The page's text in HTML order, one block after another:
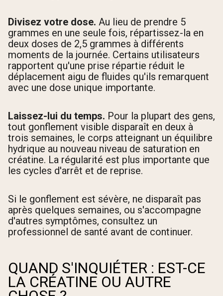
Divisez votre dose. Au lieu de prendre 5
grammes en une seule fois, répartissez-la en
deux doses de 2,5 grammes à différents
moments de la journée. Certains utilisateurs
rapportent qu'une prise répartie réduit le
déplacement aigu de fluides qu'ils remarquent
avec une dose unique importante.
Laissez-lui du temps. Pour la plupart des gens,
tout gonflement visible disparaît en deux à
trois semaines, le corps atteignant un équilibre
hydrique au nouveau niveau de saturation en
créatine. La régularité est plus importante que
les cycles d'arrêt et de reprise.
Si le gonflement est sévère, ne disparaît pas
après quelques semaines, ou s'accompagne
d'autres symptômes, consultez un
professionnel de santé avant de continuer.
QUAND S'INQUIÉTER : EST-CE
LA CRÉATINE OU AUTRE